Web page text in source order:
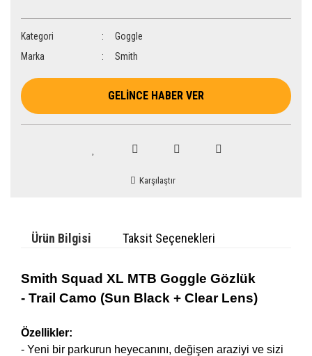
Kategori
Goggle
Marka
Smith
GELİNCE HABER VER
Karşılaştır
Ürün Bilgisi Taksit Seçenekleri
Smith Squad XL MTB Goggle Gözlük
- Trail Camo (Sun Black + Clear Lens)
Özellikler:
- Yeni bir parkurun heyecanını, değişen araziyi ve sizi